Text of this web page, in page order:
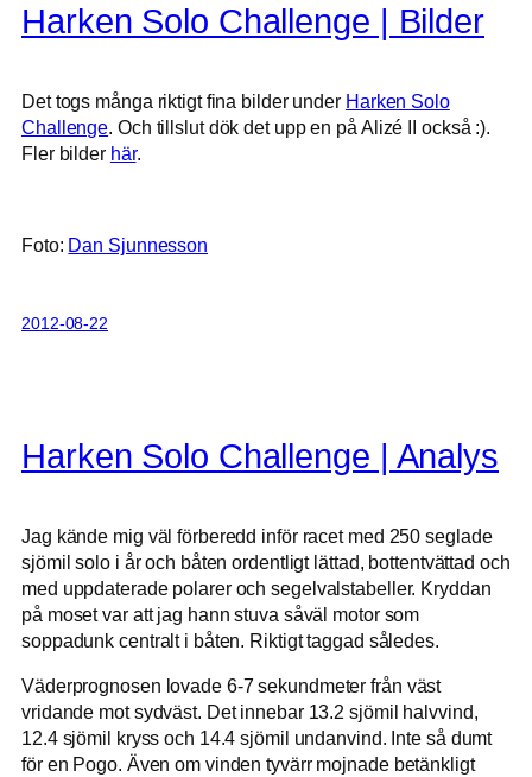
Harken Solo Challenge | Bilder
Det togs många riktigt fina bilder under Harken Solo
Challenge. Och tillslut dök det upp en på Alizé II också :).
Fler bilder här.
Foto: Dan Sjunnesson
2012-08-22
Harken Solo Challenge | Analys
Jag kände mig väl förberedd inför racet med 250 seglade
sjömil solo i år och båten ordentligt lättad, bottentvättad och
med uppdaterade polarer och segelvalstabeller. Kryddan
på moset var att jag hann stuva såväl motor som
soppadunk centralt i båten. Riktigt taggad således.
Väderprognosen lovade 6-7 sekundmeter från väst
vridande mot sydväst. Det innebar 13.2 sjömil halvvind,
12.4 sjömil kryss och 14.4 sjömil undanvind. Inte så dumt
för en Pogo. Även om vinden tyvärr mojnade betänkligt